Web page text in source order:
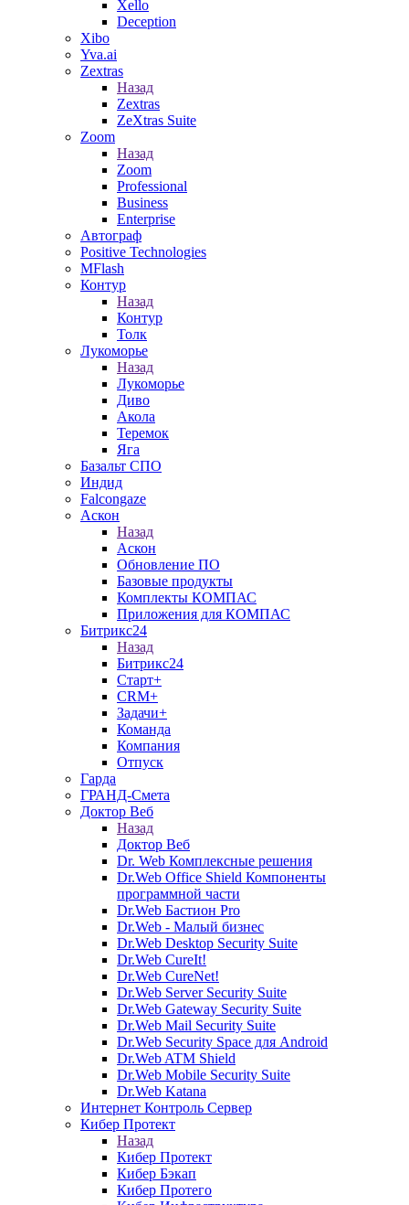
Xello
Deception
Xibo
Yva.ai
Zextras
Назад
Zextras
ZeXtras Suite
Zoom
Назад
Zoom
Professional
Business
Enterprise
Автограф
Positive Technologies
MFlash
Контур
Назад
Контур
Толк
Лукоморье
Назад
Лукоморье
Диво
Акола
Теремок
Яга
Базальт СПО
Индид
Falcongaze
Аскон
Назад
Аскон
Обновление ПО
Базовые продукты
Комплекты КОМПАС
Приложения для КОМПАС
Битрикс24
Назад
Битрикс24
Старт+
CRM+
Задачи+
Команда
Компания
Отпуск
Гарда
ГРАНД-Смета
Доктор Веб
Назад
Доктор Веб
Dr. Web Комплексные решения
Dr.Web Office Shield Компоненты
программной части
Dr.Web Бастион Pro
Dr.Web - Малый бизнес
Dr.Web Desktop Security Suite
Dr.Web CureIt!
Dr.Web CureNet!
Dr.Web Server Security Suite
Dr.Web Gateway Security Suite
Dr.Web Mail Security Suite
Dr.Web Security Space для Android
Dr.Web ATM Shield
Dr.Web Mobile Security Suite
Dr.Web Katana
Интернет Контроль Сервер
Кибер Протект
Назад
Кибер Протект
Кибер Бэкап
Кибер Протего